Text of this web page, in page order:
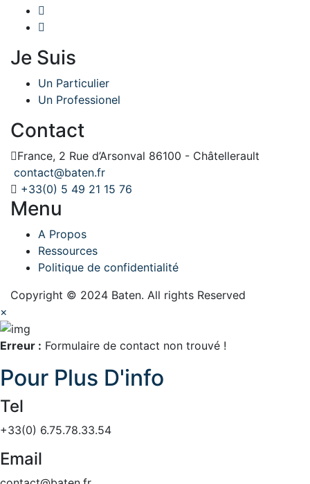
Je Suis
Un Particulier
Un Professionel
Contact
France, 2 Rue d’Arsonval 86100 - Châtellerault
contact@baten.fr
+33(0) 5 49 21 15 76
Menu
A Propos
Ressources
Politique de confidentialité
Copyright © 2024 Baten. All rights Reserved
×
Erreur : Formulaire de contact non trouvé !
Pour Plus D'info
Tel
+33(0) 6.75.78.33.54
Email